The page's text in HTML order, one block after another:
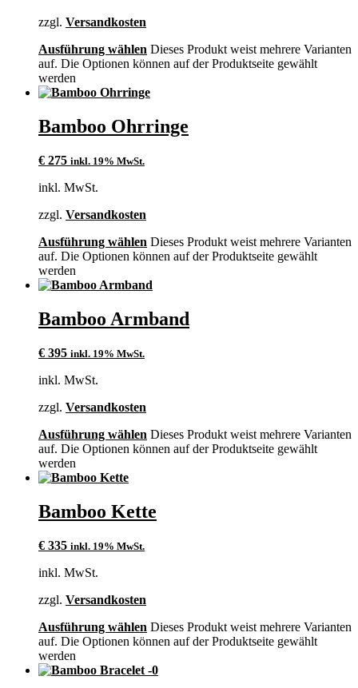
zzgl. Versandkosten
Ausführung wählen Dieses Produkt weist mehrere Varianten
auf. Die Optionen können auf der Produktseite gewählt
werden
Bamboo Ohrringe
€ 275 inkl. 19% MwSt.
inkl. MwSt.
zzgl. Versandkosten
Ausführung wählen Dieses Produkt weist mehrere Varianten
auf. Die Optionen können auf der Produktseite gewählt
werden
Bamboo Armband
€ 395 inkl. 19% MwSt.
inkl. MwSt.
zzgl. Versandkosten
Ausführung wählen Dieses Produkt weist mehrere Varianten
auf. Die Optionen können auf der Produktseite gewählt
werden
Bamboo Kette
€ 335 inkl. 19% MwSt.
inkl. MwSt.
zzgl. Versandkosten
Ausführung wählen Dieses Produkt weist mehrere Varianten
auf. Die Optionen können auf der Produktseite gewählt
werden